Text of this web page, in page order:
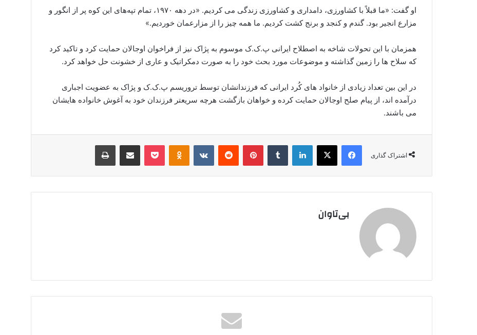
او گفت: «ما قبلاً با کشاورزی، دامداری و کشاورزی زندگی می کردیم. «در دهه ۱۹۷۰، تمام تپه‌های این کوه پر از انگور و
مزارع انجیر بود. گندم و کنجد و برنج کشت کردیم. ما همه چیز را از مزارعمان خوردیم.»
همزمان با این تحولات شاخه به اصطلاح ایرانی پ.ک.ک موسوم به پژاک نیز از فراخوان اوجالان حمایت کرد و تاکید کرد
که سلاح ها را زمین گذاشته و موضوعات مورد بحث خود را به صورت دمکراتیک و عاری از خشونت حل خواهد کرد.
در این بین تعداد زیادی از خانواد های کُرد ایرانی که فرزندانشان توسط تروریسم پ.ک.ک و پژاک به عضویت اجباری
درآمده اند، از پیام صلح اوجالان حمایت کرده و خواهان بازگشت هرچه سریعتر فرزندان خود به آغوش خانواده هایشان
می باشند.
اشتراک گذاری
فیس بوک لینکدین ‫پین‌ترست ‫رددیت پاکت اشتراک گذاری از طریق ایمیل
بی‌تاوان